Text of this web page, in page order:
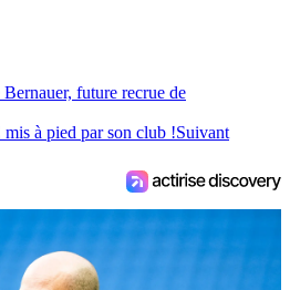
future recrue de
à pied par son club !Suivant